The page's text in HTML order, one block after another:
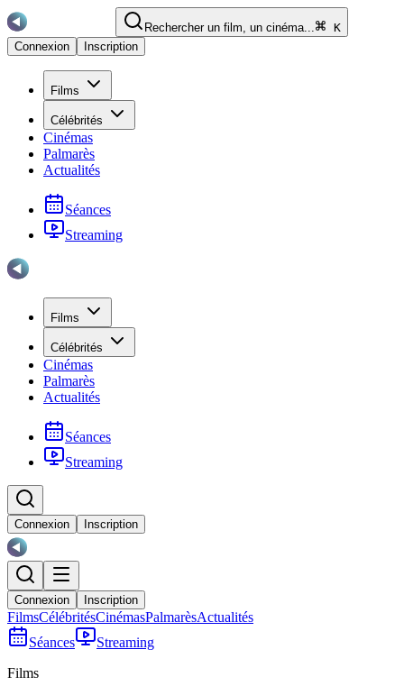
Rechercher un film, un cinéma...
K
Connexion
Inscription
Films
Célébrités
Cinémas
Palmarès
Actualités
Séances
Streaming
Films
Célébrités
Cinémas
Palmarès
Actualités
Séances
Streaming
Connexion Inscription
Connexion Inscription
FilmsCélébritésCinémasPalmarèsActualités
Séances
Streaming
Films